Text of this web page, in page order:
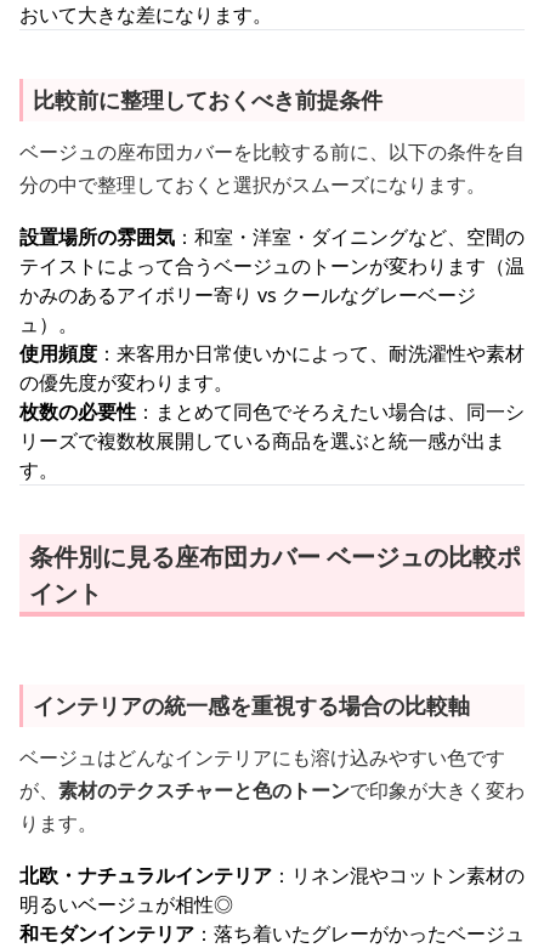
おいて大きな差になります。
比較前に整理しておくべき前提条件
ベージュの座布団カバーを比較する前に、以下の条件を自
分の中で整理しておくと選択がスムーズになります。
設置場所の雰囲気 ：和室・洋室・ダイニングなど、空間の
テイストによって合うベージュのトーンが変わります（温
かみのあるアイボリー寄り vs クールなグレーベージ
ュ）。
使用頻度 ：来客用か日常使いかによって、耐洗濯性や素材
の優先度が変わります。
枚数の必要性 ：まとめて同色でそろえたい場合は、同一シ
リーズで複数枚展開している商品を選ぶと統一感が出ま
す。
条件別に見る座布団カバー ベージュの比較ポ
イント
インテリアの統一感を重視する場合の比較軸
ベージュはどんなインテリアにも溶け込みやすい色です
が、 素材のテクスチャーと色のトーンで印象が大きく変わ
ります。
北欧・ナチュラルインテリア ：リネン混やコットン素材の
明るいベージュが相性◎
和モダンインテリア ：落ち着いたグレーがかったベージュ